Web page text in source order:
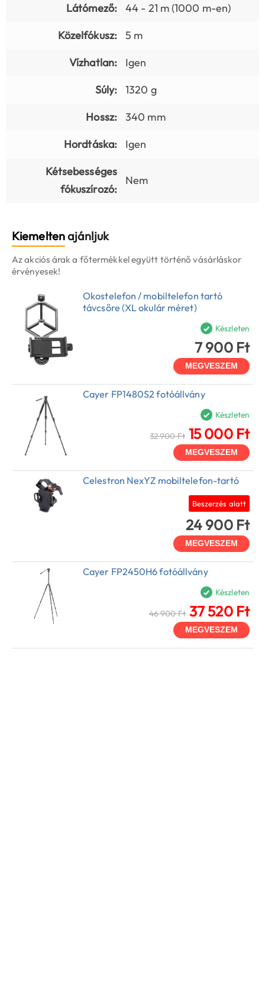
Látómező:
44 - 21 m (1000 m-en)
Közelfókusz:
5 m
Vízhatlan:
Igen
Súly:
1320 g
Hossz:
340 mm
Hordtáska:
Igen
Kétsebességes
fókuszírozó:
Nem
Kiemeltenajánljuk
Az akciós árak a főtermékkel együtt történő vásárláskor
érvényesek!
Okostelefon / mobiltelefon tartó
távcsőre (XL okulár méret)
Készleten
7 900 Ft
MEGVESZEM
Cayer FP1480S2 fotóállvány
Készleten
32 900 Ft 15 000 Ft
MEGVESZEM
Celestron NexYZ mobiltelefon-tartó
Beszerzés alatt
24 900 Ft
MEGVESZEM
Cayer FP2450H6 fotóállvány
Készleten
46 900 Ft 37 520 Ft
MEGVESZEM